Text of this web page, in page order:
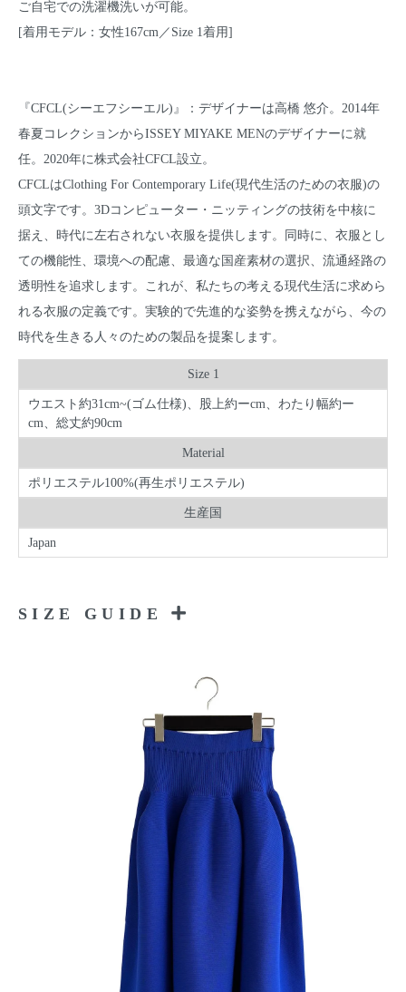
ご自宅での洗濯機洗いが可能。
[着用モデル：女性167cm／Size 1着用]
『CFCL(シーエフシーエル)』：デザイナーは高橋 悠介。2014年
春夏コレクションからISSEY MIYAKE MENのデザイナーに就
任。2020年に株式会社CFCL設立。
CFCLはClothing For Contemporary Life(現代生活のための衣服)の
頭文字です。3Dコンピューター・ニッティングの技術を中核に
据え、時代に左右されない衣服を提供します。同時に、衣服とし
ての機能性、環境への配慮、最適な国産素材の選択、流通経路の
透明性を追求します。これが、私たちの考える現代生活に求めら
れる衣服の定義です。実験的で先進的な姿勢を携えながら、今の
時代を生きる人々のための製品を提案します。
Size 1
ウエスト約31cm~(ゴム仕様)、股上約ーcm、わたり幅約ー
cm、総丈約90cm
Material
ポリエステル100%(再生ポリエステル)
生産国
Japan
SIZE GUIDE